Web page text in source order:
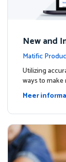
New and
w!
Matific
sUtilizing
ways to
Meer